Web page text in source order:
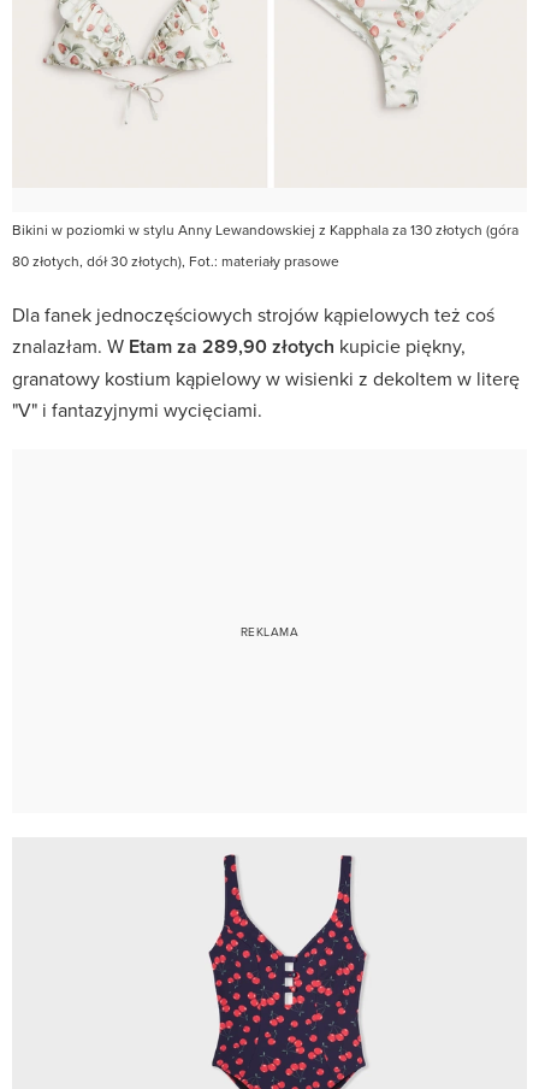
Bikini w poziomki w stylu Anny Lewandowskiej z Kapphala za 130 złotych (góra
80 złotych, dół 30 złotych), Fot.: materiały prasowe
Dla fanek jednoczęściowych strojów kąpielowych też coś
znalazłam. W Etam za 289,90 złotych kupicie piękny,
granatowy kostium kąpielowy w wisienki z dekoltem w literę
"V" i fantazyjnymi wycięciami.